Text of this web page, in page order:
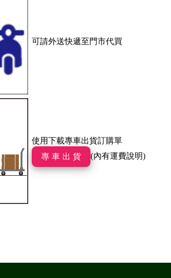
可請外送快遞至門市代買
使用下載專車出貨訂購單
專 車 出 貨
(內有運費說明)